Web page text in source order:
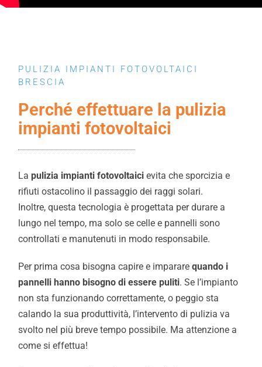
PULIZIA IMPIANTI FOTOVOLTAICI
BRESCIA
Perché effettuare la pulizia
impianti fotovoltaici
Lapulizia impianti fotovoltaici evita che sporcizia e
rifiuti ostacolino il passaggio dei raggi solari.
Inoltre, questa tecnologia è progettata per durare a
lungo nel tempo, ma solo se celle e pannelli sono
controllati e manutenuti in modo responsabile.
Per prima cosa bisogna capire e impararequando i
pannelli hanno bisogno di essere puliti. Se l’impianto
non sta funzionando correttamente, o peggio sta
calando la sua produttività, l’intervento di pulizia va
svolto nel più breve tempo possibile. Ma attenzione a
come si effettua!